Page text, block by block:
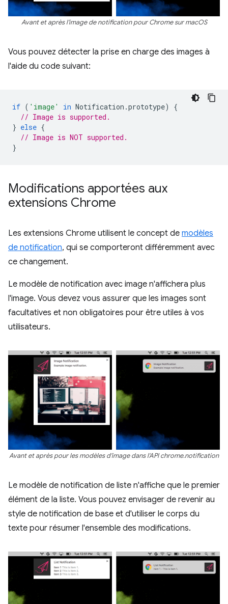
Avant et après l'image de notification pour Chrome sur macOS
Vous pouvez détecter la prise en charge des images à
l'aide du code suivant:
if ( 'image' in Notification .prototype)
{
// Image is supported.
} else {
// Image is NOT supported.
}
Modifications apportées aux
extensions Chrome
Les extensions Chrome utilisent le concept de modèles
de notification, qui se comporteront différemment avec
ce changement.
Le modèle de notification avec image n'affichera plus
l'image. Vous devez vous assurer que les images sont
facultatives et non obligatoires pour être utiles à vos
utilisateurs.
Avant et après pour les modèles d'image dans l'API chrome.notification
Le modèle de notification de liste n'affiche que le premier
élément de la liste. Vous pouvez envisager de revenir au
style de notification de base et d'utiliser le corps du
texte pour résumer l'ensemble des modifications.